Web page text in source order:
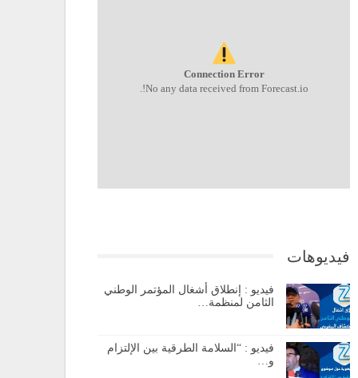
Connection Error
No any data received from Forecast.io!.
فيديوهات
فيديو : إنطلاق أشغال المؤتمر الوطني
الثامن لمنظمة…
فيديو : “السلامة الطرقية بين الإلتزام
و…